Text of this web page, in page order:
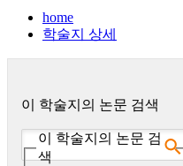
home
학술지 상세
이 학술지의 논문 검색
이 학술지의 논문 검
색